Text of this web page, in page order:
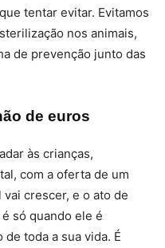
tentar evitar. Evitamos
nos animais,
de prevenção junto das
de euros
às crianças,
com a oferta de um
crescer, e o ato de
só quando ele é
toda a sua vida. É